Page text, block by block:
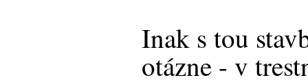
Inak s tou
otázne - v